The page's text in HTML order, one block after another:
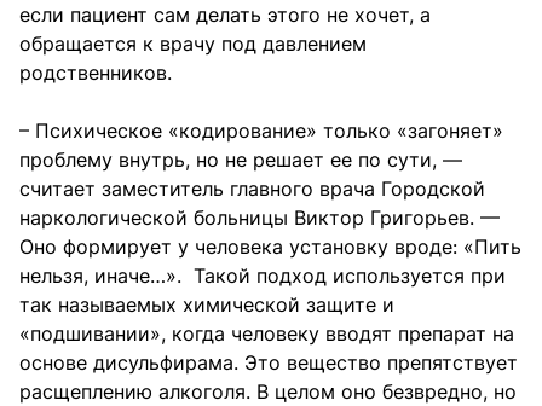
если пациент сам делать этого не хочет, а
обращается к врачу под давлением
родственников.
– Психическое «кодирование» только «загоняет»
проблему внутрь, но не решает ее по сути, —
считает заместитель главного врача Городской
наркологической больницы Виктор Григорьев. —
Оно формирует у человека установку вроде: «Пить
нельзя, иначе…». Такой подход используется при
так называемых химической защите и
«подшивании», когда человеку вводят препарат на
основе дисульфирама. Это вещество препятствует
расщеплению алкоголя. В целом оно безвредно, но